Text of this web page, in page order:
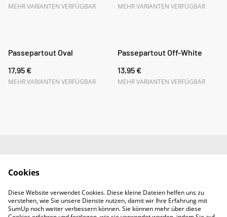
MEHR VARIANTEN VERFÜGBAR MEHR VARIANTEN VERFÜGBAR
Passepartout Oval
17,95 €
MEHR VARIANTEN VERFÜGBAR
Passepartout Off-White
13,95 €
MEHR VARIANTEN VERFÜGBAR
Retoure
Kontakt
Cookies
Diese Website verwendet Cookies. Diese kleine Dateien helfen uns zu
verstehen, wie Sie unsere Dienste nutzen, damit wir Ihre Erfahrung mit
SumUp noch weiter verbessern können. Sie können mehr über diese